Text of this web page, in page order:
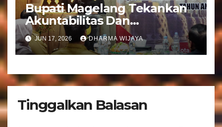
Bupati Magelang Tekankan
Akuntabilitas Dan
Tranparansi Pengelolaan
Bantuan Keuangan Parpol
JUN 17, 2026 DHARMA WIJAYA
Tinggalkan Balasan